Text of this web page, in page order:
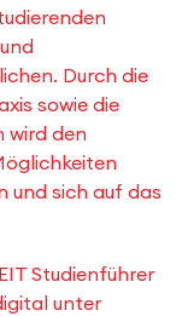
Durch die
sowie die
wird den
und sich auf das
Studienführer
unter